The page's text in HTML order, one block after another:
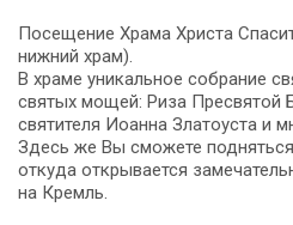
Посещение Храма Христа
нижний храм).
В храме уникальное собрание
святых мощей: Риза Пресвятой
святителя Иоанна Златоуста и
Здесь же Вы сможете
откуда открывается
на Кремль.